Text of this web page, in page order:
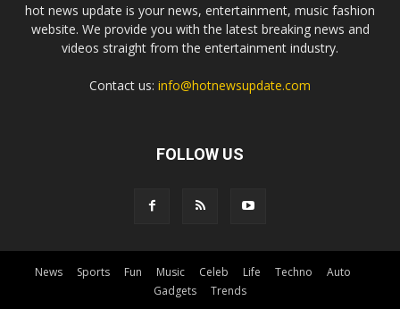
hot news update is your news, entertainment, music fashion
website. We provide you with the latest breaking news and
videos straight from the entertainment industry.
Contact us: info@hotnewsupdate.com
FOLLOW US
News Sports Fun Music Celeb Life Techno
Auto
Gadgets
Trends